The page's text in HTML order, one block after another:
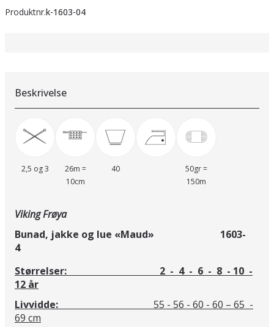
Produktnr.k-1603-04
Beskrivelse
2,5 og 3
26m =
10cm
40
50gr =
150m
Viking Frøya
Bunad, jakke og lue «Maud» 1603-
4
Størrelser: 2 - 4 - 6 - 8 - 10 -
12 år
Livvidde:
55 - 56 - 60 - 60 – 65 -
69 cm